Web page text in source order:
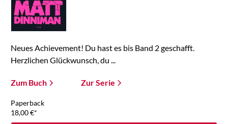
Neues Achievement! Du hast es bis Band 2 geschafft.
Herzlichen Glückwunsch, du ...
Zum Buch Zur Serie
Paperback
18,00€*